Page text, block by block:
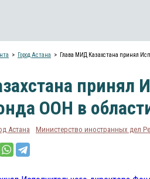
Город Астана Глава МИД Казахстана принял
принял
ООН в
Астана Министерство иностранных дел